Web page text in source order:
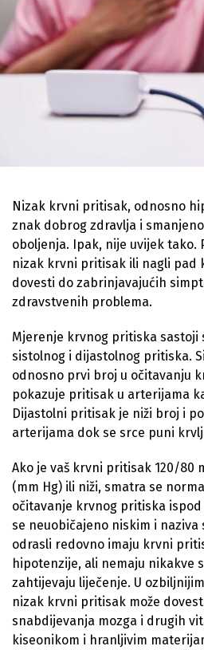
Nizak krvni pritisak, odnosno
znak dobrog zdravlja i
oboljenja. Ipak, nije uvijek tako.
nizak krvni pritisak ili nagli pad
dovesti do zabrinjavajućih
zdravstvenih problema.
Mjerenje krvnog pritiska sastoji
sistolnog i dijastolnog pritiska.
odnosno prvi broj u očitavanju
pokazuje pritisak u arterijama
Dijastolni pritisak je niži broj i
arterijama dok se srce puni
Ako je vaš krvni pritisak 120/80
(mm Hg) ili niži, smatra se
očitavanje krvnog pritiska
se neuobičajeno niskim i naziva
odrasli redovno imaju krvni
hipotenzije, ali nemaju nikakve
zahtijevaju liječenje. U
nizak krvni pritisak može
snabdijevanja mozga i drugih
kiseonikom i hranljivim